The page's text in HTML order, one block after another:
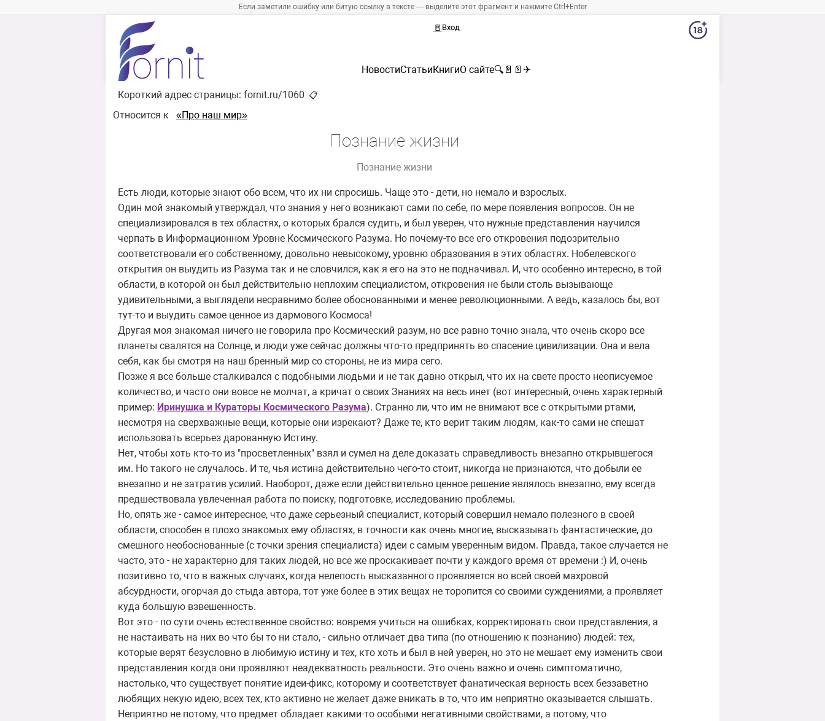
Если заметили ошибку или битую ссылку в тексте — выделите этот фрагмент и нажмите Ctrl+Enter
🚪 Вход
НовостиСтатьиКнигиО сайте🔍 📄 📄 ✈
Короткий адрес страницы: fornit.ru/1060 📋
Относится к «Про наш мир»
Познание жизни
Познание жизни
Есть люди, которые знают обо всем, что их ни спросишь. Чаще это - дети, но немало и взрослых.
Один мой знакомый утверждал, что знания у него возникают сами по себе, по мере появления вопросов. Он не
специализировался в тех областях, о которых брался судить, и был уверен, что нужные представления научился
черпать в Информационном Уровне Космического Разума. Но почему-то все его откровения подозрительно
соответствовали его собственному, довольно невысокому, уровню образования в этих областях. Нобелевского
открытия он выудить из Разума так и не словчился, как я его на это не подначивал. И, что особенно интересно, в той
области, в которой он был действительно неплохим специалистом, откровения не были столь вызывающе
удивительными, а выглядели несравнимо более обоснованными и менее революционными. А ведь, казалось бы, вот
тут-то и выудить самое ценное из дармового Космоса!
Другая моя знакомая ничего не говорила про Космический разум, но все равно точно знала, что очень скоро все
планеты свалятся на Солнце, и люди уже сейчас должны что-то предпринять во спасение цивилизации. Она и вела
себя, как бы смотря на наш бренный мир со стороны, не из мира сего.
Позже я все больше сталкивался с подобными людьми и не так давно открыл, что их на свете просто неописуемое
количество, и часто они вовсе не молчат, а кричат о своих Знаниях на весь инет (вот интересный, очень характерный
пример: Иринушка и Кураторы Космического Разума). Странно ли, что им не внимают все с открытыми ртами,
несмотря на сверхважные вещи, которые они изрекают? Даже те, кто верит таким людям, как-то сами не спешат
использовать всерьез дарованную Истину.
Нет, чтобы хоть кто-то из "просветленных" взял и сумел на деле доказать справедливость внезапно открывшегося
им. Но такого не случалось. И те, чья истина действительно чего-то стоит, никогда не признаются, что добыли ее
внезапно и не затратив усилий. Наоборот, даже если действительно ценное решение являлось внезапно, ему всегда
предшествовала увлеченная работа по поиску, подготовке, исследованию проблемы.
Но, опять же - самое интересное, что даже серьезный специалист, который совершил немало полезного в своей
области, способен в плохо знакомых ему областях, в точности как очень многие, высказывать фантастические, до
смешного необоснованные (с точки зрения специалиста) идеи с самым уверенным видом. Правда, такое случается не
часто, это - не характерно для таких людей, но все же проскакивает почти у каждого время от времени :) И, очень
позитивно то, что в важных случаях, когда нелепость высказанного проявляется во всей своей махровой
абсурдности, огорчая до стыда автора, тот уже более в этих вещах не торопится со своими суждениями, а проявляет
куда большую взвешенность.
Вот это - по сути очень естественное свойство: вовремя учиться на ошибках, корректировать свои представления, а
не настаивать на них во что бы то ни стало, - сильно отличает два типа (по отношению к познанию) людей: тех,
которые верят безусловно в любимую истину и тех, кто хоть и был в ней уверен, но это не мешает ему изменить свои
представления когда они проявляют неадекватность реальности. Это очень важно и очень симптоматично,
настолько, что существует понятие идеи-фикс, которому и соответствует фанатическая верность всех беззаветно
любящих некую идею, всех тех, кто активно не желает даже вникать в то, что им неприятно оказывается слышать.
Неприятно не потому, что предмет обладает какими-то особыми негативными свойствами, а потому, что